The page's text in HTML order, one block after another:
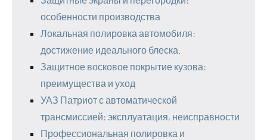
особенности производства
Локальная полировка автомобиля:
достижение идеального блеска.
Защитное восковое покрытие кузова:
преимущества и уход
УАЗ Патриот с автоматической
трансмиссией: эксплуатация, неисправности
Профессиональная полировка и